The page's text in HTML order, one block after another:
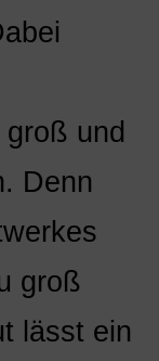
und
Denn
groß
lässt ein